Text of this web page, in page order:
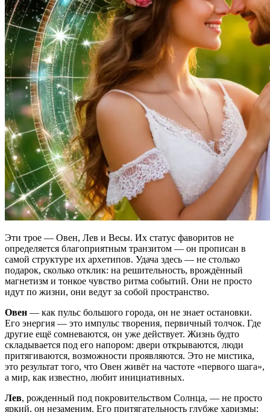
Эти трое — Овен, Лев и Весы. Их статус фаворитов не
определяется благоприятным транзитом — он прописан в
самой структуре их архетипов. Удача здесь — не столько
подарок, сколько отклик: на решительность, врождённый
магнетизм и тонкое чувство ритма событий. Они не просто
идут по жизни, они ведут за собой пространство.
Овен — как пульс большого города, он не знает остановки.
Его энергия — это импульс творения, первичный толчок. Где
другие ещё сомневаются, он уже действует. Жизнь будто
складывается под его напором: двери открываются, люди
притягиваются, возможности проявляются. Это не мистика,
это результат того, что Овен живёт на частоте «первого шага»,
а мир, как известно, любит инициативных.
Лев, рожденный под покровительством Солнца, — не просто
яркий, он незаменим. Его притягательность глубже харизмы: